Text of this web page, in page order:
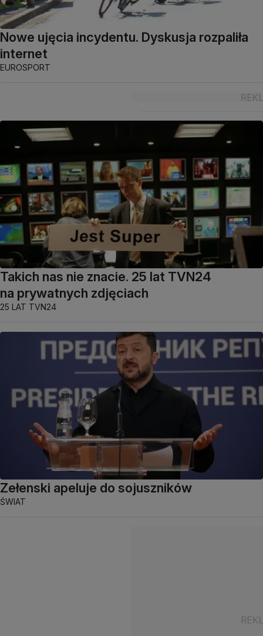
Nowe ujęcia incydentu. Dyskusja rozpaliła
internet
EUROSPORT
Takich nas nie znacie. 25 lat TVN24
na prywatnych zdjęciach
25 LAT TVN24
Zełenski apeluje do sojuszników
ŚWIAT